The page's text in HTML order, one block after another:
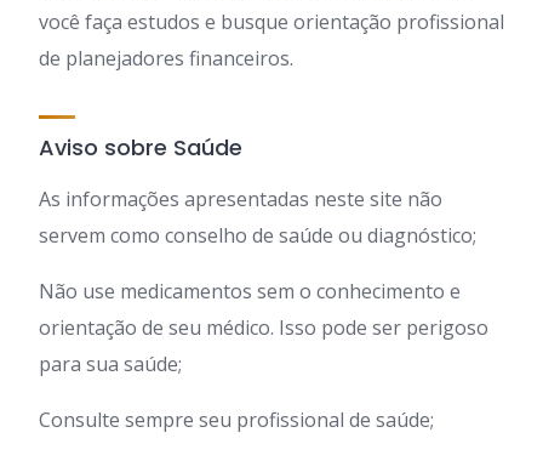
você faça estudos e busque orientação profissional
de planejadores financeiros.
Aviso sobre Saúde
As informações apresentadas neste site não
servem como conselho de saúde ou diagnóstico;
Não use medicamentos sem o conhecimento e
orientação de seu médico. Isso pode ser perigoso
para sua saúde;
Consulte sempre seu profissional de saúde;